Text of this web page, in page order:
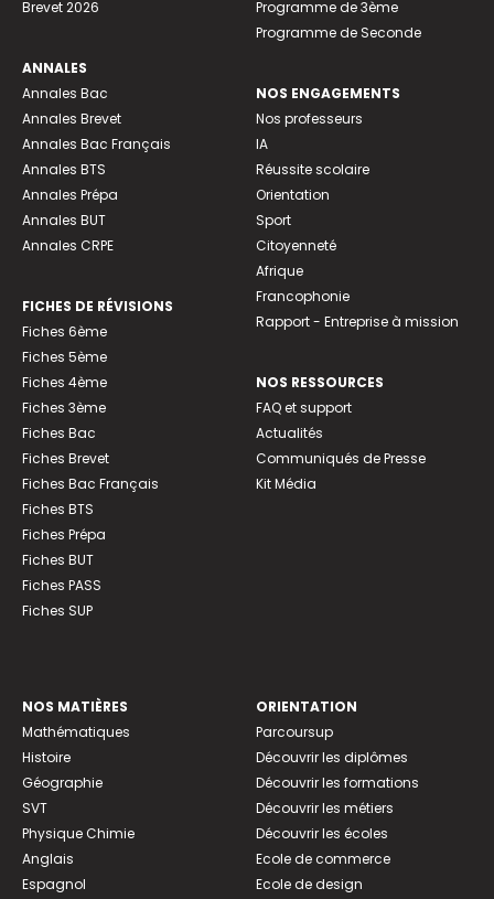
Brevet 2026
ANNALES
Annales Bac
Annales Brevet
Annales Bac Français
Annales BTS
Annales Prépa
Annales BUT
Annales CRPE
FICHES DE RÉVISIONS
Fiches 6ème
Fiches 5ème
Fiches 4ème
Fiches 3ème
Fiches Bac
Fiches Brevet
Fiches Bac Français
Fiches BTS
Fiches Prépa
Fiches BUT
Fiches PASS
Fiches SUP
Programme de 3ème
Programme de Seconde
NOS ENGAGEMENTS
Nos professeurs
IA
Réussite scolaire
Orientation
Sport
Citoyenneté
Afrique
Francophonie
Rapport - Entreprise à mission
NOS RESSOURCES
FAQ et support
Actualités
Communiqués de Presse
Kit Média
NOS MATIÈRES
Mathématiques
Histoire
Géographie
SVT
Physique Chimie
Anglais
Espagnol
ORIENTATION
Parcoursup
Découvrir les diplômes
Découvrir les formations
Découvrir les métiers
Découvrir les écoles
Ecole de commerce
Ecole de design